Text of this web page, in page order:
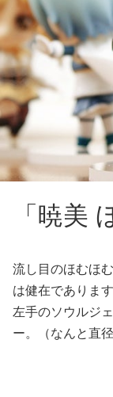
「暁美
流し目のほむほ
は健在であります
左手のソウルジ
ー。（なんと直